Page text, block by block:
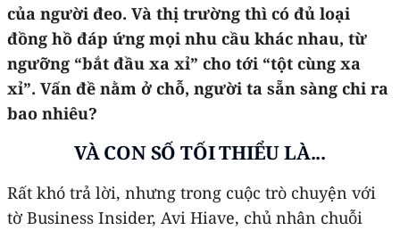
của người đeo. Và thị trường thì có đủ loại
đồng hồ đáp ứng mọi nhu cầu khác nhau, từ
ngưỡng “bắt đầu xa xỉ” cho tới “tột cùng xa
xỉ”. Vấn đề nằm ở chỗ, người ta sẵn sàng chi ra
bao nhiêu?
VÀ CON SỐ TỐI THIỂU LÀ...
Rất khó trả lời, nhưng trong cuộc trò chuyện với
tờ Business Insider, Avi Hiave, chủ nhân chuỗi